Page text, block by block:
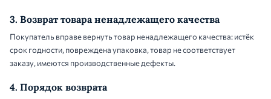
3. Возврат товара ненадлежащего качества
Покупатель вправе вернуть товар ненадлежащего качества: истёк
срок годности, повреждена упаковка, товар не соответствует
заказу, имеются производственные дефекты.
4. Порядок возврата